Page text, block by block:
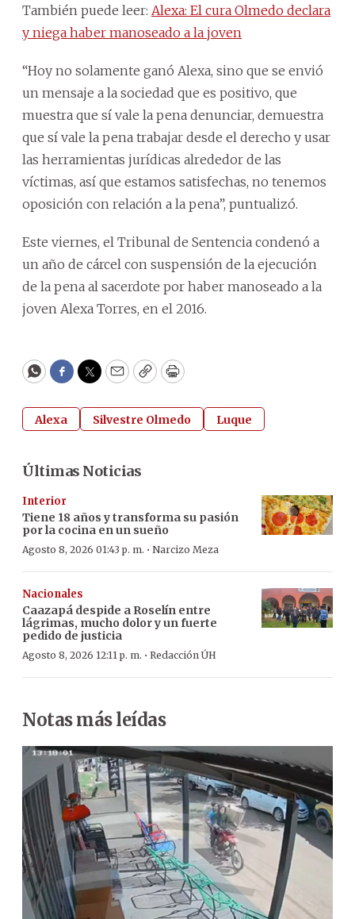
También puede leer: Alexa: El cura Olmedo declara
y niega haber manoseado a la joven
“Hoy no solamente ganó Alexa, sino que se envió
un mensaje a la sociedad que es positivo, que
muestra que sí vale la pena denunciar, demuestra
que sí vale la pena trabajar desde el derecho y usar
las herramientas jurídicas alrededor de las
víctimas, así que estamos satisfechas, no tenemos
oposición con relación a la pena”, puntualizó.
Este viernes, el Tribunal de Sentencia condenó a
un año de cárcel con suspensión de la ejecución
de la pena al sacerdote por haber manoseado a la
joven Alexa Torres, en el 2016.
WhatsApp
Facebook
Twitter
EmailCopyPrint
Alexa Silvestre Olmedo Luque
Últimas Noticias
Interior
Tiene 18 años y transforma su pasión
por la cocina en un sueño
Agosto 8, 2026 01:43 p. m. · Narcizo Meza
Nacionales
Caazapá despide a Roselín entre
lágrimas, mucho dolor y un fuerte
pedido de justicia
Agosto 8, 2026 12:11 p. m. · Redacción ÚH
Notas más leídas